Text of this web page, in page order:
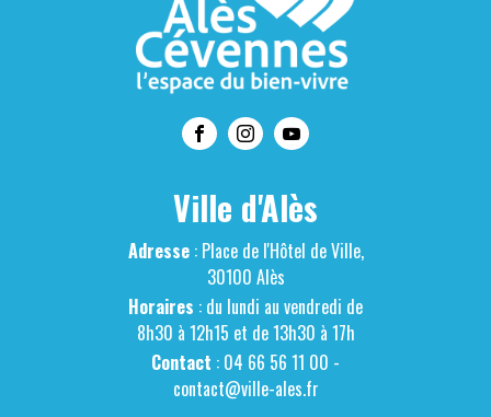
Ville d'Alès
Adresse: Place de l'Hôtel de Ville,
30100 Alès
Horaires : du lundi au vendredi de
8h30 à 12h15 et de 13h30 à 17h
Contact : 04 66 56 11 00 -
contact@ville-ales.fr